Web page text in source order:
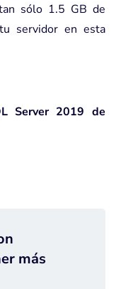
sólo 1.5 GB de
servidor en esta
Server 2019 de
más